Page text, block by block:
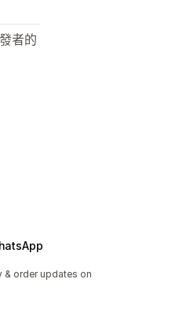
者的
& order updates on